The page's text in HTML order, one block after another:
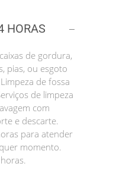
HORAS
de gordura,
pias, ou esgoto
de fossa
de limpeza
com
e descarte.
para atender
momento.